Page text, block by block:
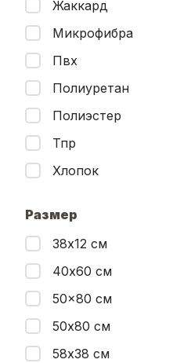
Жаккард
Микрофибра
Пвх
Полиуретан
Полиэстер
Тпр
Хлопок
Размер
38х12 см
40х60 см
50x80 см
50х80 см
58х38 см